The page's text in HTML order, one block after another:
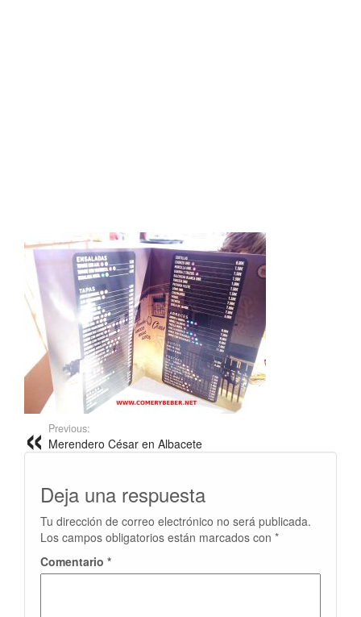
Previous:
Merendero César en Albacete
Deja una respuesta
Tu dirección de correo electrónico no será publicada.
Los campos obligatorios están marcados con *
Comentario *